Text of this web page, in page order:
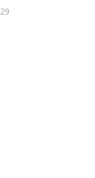
29